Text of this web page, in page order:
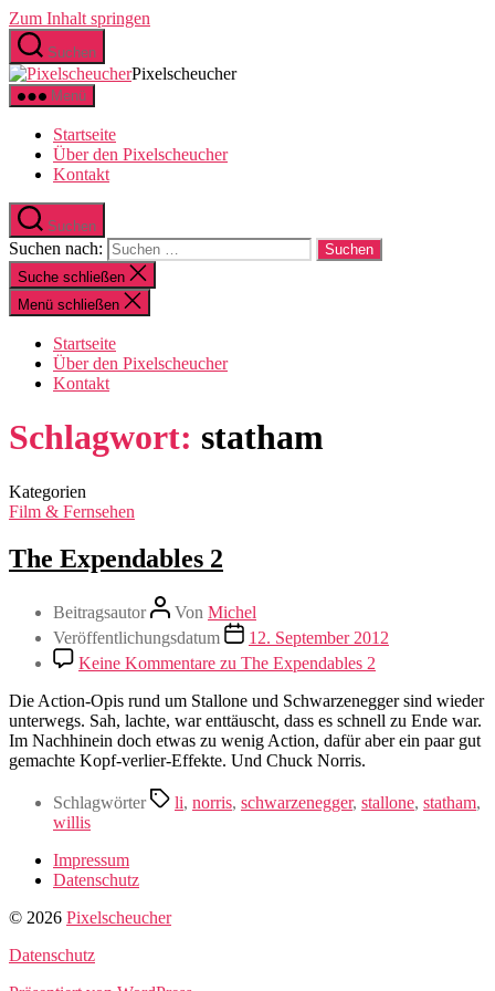
Zum Inhalt springen
Suchen
Pixelscheucher
Menü
Startseite
Über den Pixelscheucher
Kontakt
Suchen
Suchen nach:
Suche schließen
Menü schließen
Startseite
Über den Pixelscheucher
Kontakt
Schlagwort: statham
Kategorien
Film & Fernsehen
The Expendables 2
Beitragsautor Von Michel
Veröffentlichungsdatum
12. September 2012
Keine Kommentare zu The Expendables 2
Die Action-Opis rund um Stallone und Schwarzenegger sind wieder
unterwegs. Sah, lachte, war enttäuscht, dass es schnell zu Ende war.
Im Nachhinein doch etwas zu wenig Action, dafür aber ein paar gut
gemachte Kopf-verlier-Effekte. Und Chuck Norris.
Schlagwörter li, norris, schwarzenegger, stallone, statham,
willis
Impressum
Datenschutz
© 2026 Pixelscheucher
Datenschutz